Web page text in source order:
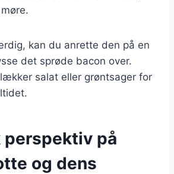
kan du anrette den på en
det sprøde bacon over.
salat eller grøntsager for
på
og dens